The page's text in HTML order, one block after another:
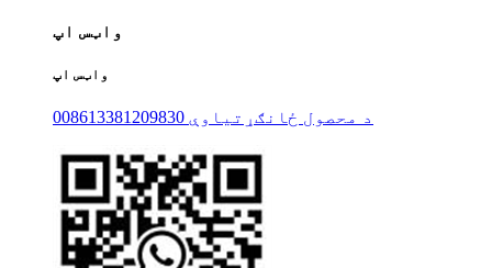
واټس اپ
واټس اپ
008613381209830 د محصول ځانګړتیاوې